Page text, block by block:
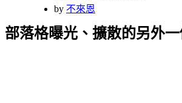
by 不來恩
部落格曝光、擴散的另外